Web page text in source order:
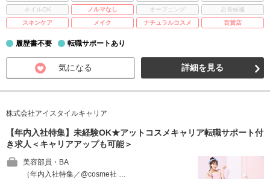
ネイルOK
ノルマなし オープニング
店長候補
スキンケア
メイク ナチュラルコスメ 百貨店
履歴書不要 転職サポートあり
気になる 詳細を見る
株式会社アイスタイルキャリア
【年内入社特集】未経験OK★アットコスメキャリア転職サポート付
き求人＜キャリアアップも可能＞
美容部員・BA
（年内入社特集／@cosme社 …